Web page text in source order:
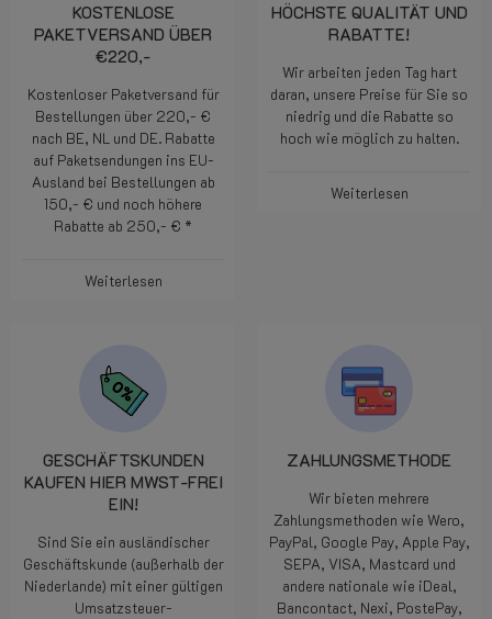
KOSTENLOSE
PAKETVERSAND ÜBER
€220,-
Kostenloser Paketversand für
Bestellungen über 220,- €
nach BE, NL und DE. Rabatte
auf Paketsendungen ins EU-
Ausland bei Bestellungen ab
150,- € und noch höhere
Rabatte ab 250,- € *
Weiterlesen
HÖCHSTE QUALITÄT UND
RABATTE!
Wir arbeiten jeden Tag hart
daran, unsere Preise für Sie so
niedrig und die Rabatte so
hoch wie möglich zu halten.
Weiterlesen
GESCHÄFTSKUNDEN
KAUFEN HIER MWST-FREI
EIN!
Sind Sie ein ausländischer
Geschäftskunde (außerhalb der
Niederlande) mit einer gültigen
Umsatzsteuer-
ZAHLUNGSMETHODE
Wir bieten mehrere
Zahlungsmethoden wie Wero,
PayPal, Google Pay, Apple Pay,
SEPA, VISA, Mastcard und
andere nationale wie iDeal,
Bancontact, Nexi, PostePay,